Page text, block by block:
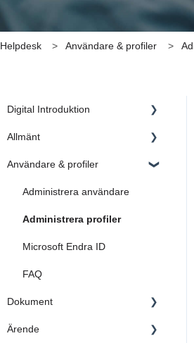
Helpdesk Användare & profiler
Digital Introduktion
1. Inledning
2. Skapa grunden
3. Dokument
4. Ärende
5. Sök i AM System
6. Dokument & Ärende blir en
Allmänt
Administratörsinställningar
FAQ
Användare & profiler
Administrera användare
Administrera profiler
Microsoft Endra ID
FAQ
Dokument
Kategoriinställningar
Ärende